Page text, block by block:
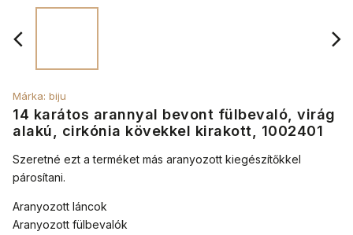
14 karátos arannyal bevont fülbevaló, virág
alakú, cirkónia kövekkel kirakott, 1002401
Márka: biju
Szeretné ezt a terméket más aranyozott kiegészítőkkel
párosítani.
Aranyozott láncok
Aranyozott fülbevalók